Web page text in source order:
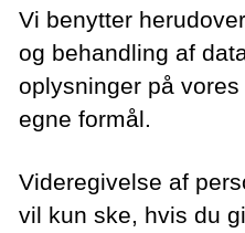
Vi benytter
og behandling af
oplysninger på
egne formål.
Videregivelse af
vil kun ske, hvis du